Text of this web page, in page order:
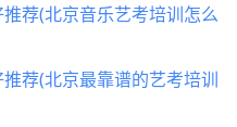
荐(北京音乐艺考培训怎么
荐(北京最靠谱的艺考培训